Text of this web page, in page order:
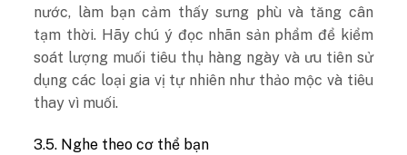
nước, làm bạn cảm thấy sưng phù và tăng cân
tạm thời. Hãy chú ý đọc nhãn sản phẩm để kiểm
soát lượng muối tiêu thụ hàng ngày và ưu tiên sử
dụng các loại gia vị tự nhiên như thảo mộc và tiêu
thay vì muối.
3.5. Nghe theo cơ thể bạn